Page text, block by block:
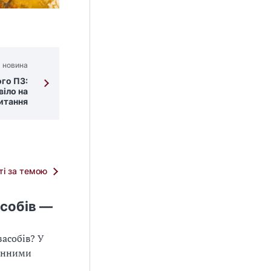
ПЗ:
на
за темою
—
У